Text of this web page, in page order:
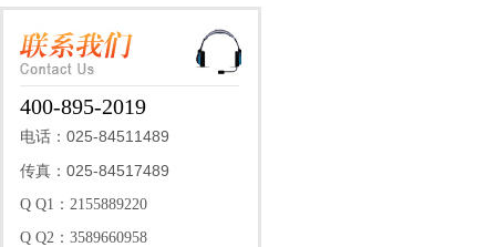
400-895-2019
电话： 025-84511489
传真： 025-84517489
Q Q1：2155889220
Q Q2：3589660958